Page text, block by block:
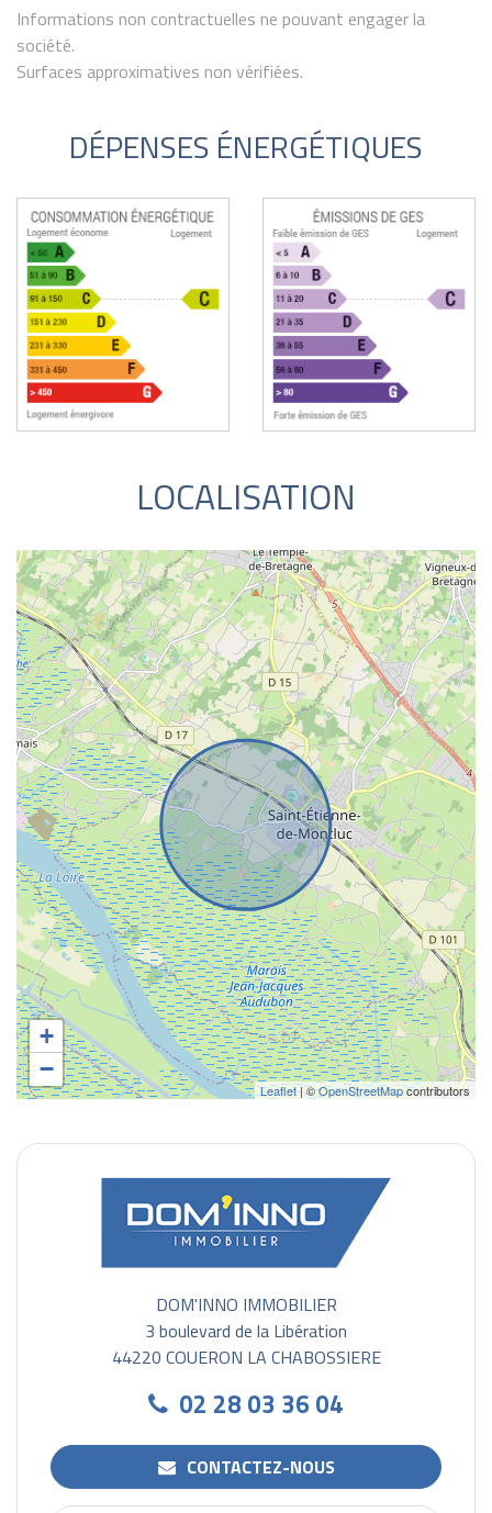
Informations non contractuelles ne pouvant engager la
société.
Surfaces approximatives non vérifiées.
DÉPENSES ÉNERGÉTIQUES
LOCALISATION
+
−
Leaflet| ©OpenStreetMapcontributors
DOM'INNO IMMOBILIER
3 boulevard de la Libération
44220 COUERON LA CHABOSSIERE
02 28 03 36 04
CONTACTEZ-NOUS